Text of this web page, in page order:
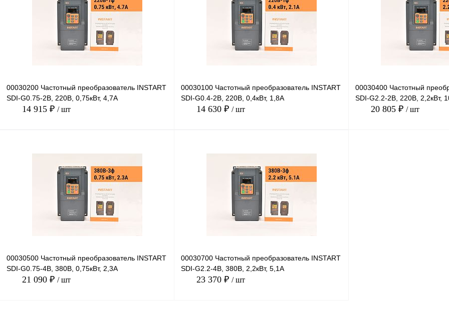
Купить в 1 клик Сравнение
наличии
Купить в 1 клик Сравнение
Под заказ
Купить в 1 клик
00030200 Частотный преобразователь INSTART
SDI-G0.75-2B, 220В, 0,75кВт, 4,7А
14 915 ₽ / шт
Купить в 1 клик Сравнение
Под заказ
00030100 Частотный преобразователь INSTART
SDI-G0.4-2B, 220В, 0,4кВт, 1,8А
14 630 ₽ / шт
Купить в 1 клик Сравнение
наличии
00030400 Частотный
SDI-G2.2-2B, 220В, 2,2кВт,
20 805 ₽ / шт
00030500 Частотный преобразователь INSTART
SDI-G0.75-4B, 380В, 0,75кВт, 2,3А
21 090 ₽ / шт
00030700 Частотный преобразователь INSTART
SDI-G2.2-4B, 380В, 2,2кВт, 5,1А
23 370 ₽ / шт